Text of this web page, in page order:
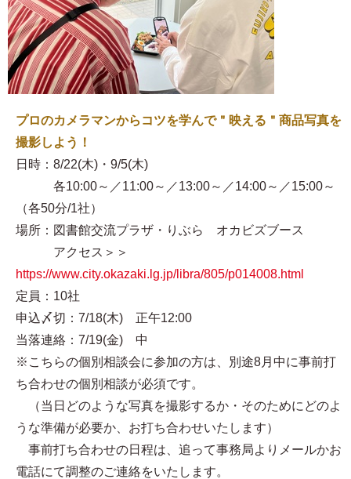
プロのカメラマンからコツを学んで＂映える＂商品写真を
撮影しよう！
日時：8/22(木)・9/5(木)
各10:00～／11:00～／13:00～／14:00～／15:00～
（各50分/1社）
場所：図書館交流プラザ・りぶら オカビズブース
アクセス＞＞
https://www.city.okazaki.lg.jp/libra/805/p014008.html
定員：10社
申込〆切：7/18(木) 正午12:00
当落連絡：7/19(金) 中
※こちらの個別相談会に参加の方は、別途8月中に事前打
ち合わせの個別相談が必須です。
（当日どのような写真を撮影するか・そのためにどのよ
うな準備が必要か、お打ち合わせいたします）
事前打ち合わせの日程は、追って事務局よりメールかお
電話にて調整のご連絡をいたします。